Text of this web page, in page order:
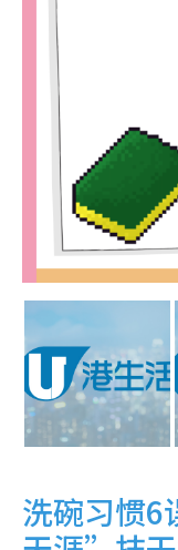
洗碗习惯